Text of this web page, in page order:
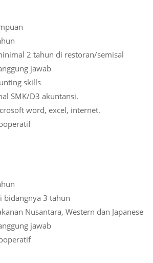
2 tahun di restoran/semisal
jawab
skills
SMK/D3 akuntansi.
word, excel, internet.
bidangnya 3 tahun
Nusantara, Western dan Japanese
jawab